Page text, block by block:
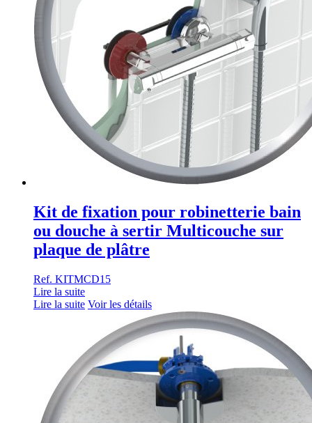
Kit de fixation pour robinetterie bain
ou douche à sertir Multicouche sur
plaque de plâtre
Ref. KITMCD15
Lire la suite
Lire la suite Voir les détails